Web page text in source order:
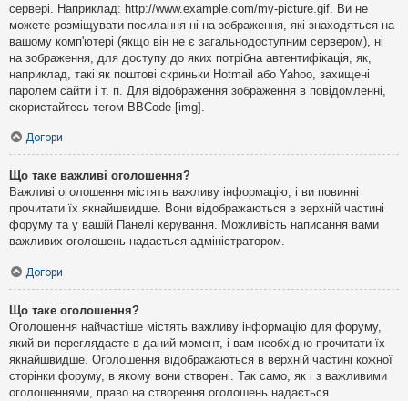
сервері. Наприклад: http://www.example.com/my-picture.gif. Ви не
можете розміщувати посилання ні на зображення, які знаходяться на
вашому комп'ютері (якщо він не є загальнодоступним сервером), ні
на зображення, для доступу до яких потрібна автентифікація, як,
наприклад, такі як поштові скриньки Hotmail або Yahoo, захищені
паролем сайти і т. п. Для відображення зображення в повідомленні,
скористайтесь тегом BBCode [img].
Догори
Що таке важливі оголошення?
Важливі оголошення містять важливу інформацію, і ви повинні
прочитати їх якнайшвидше. Вони відображаються в верхній частині
форуму та у вашій Панелі керування. Можливість написання вами
важливих оголошень надається адміністратором.
Догори
Що таке оголошення?
Оголошення найчастіше містять важливу інформацію для форуму,
який ви переглядаєте в даний момент, і вам необхідно прочитати їх
якнайшвидше. Оголошення відображаються в верхній частині кожної
сторінки форуму, в якому вони створені. Так само, як і з важливими
оголошеннями, право на створення оголошень надається